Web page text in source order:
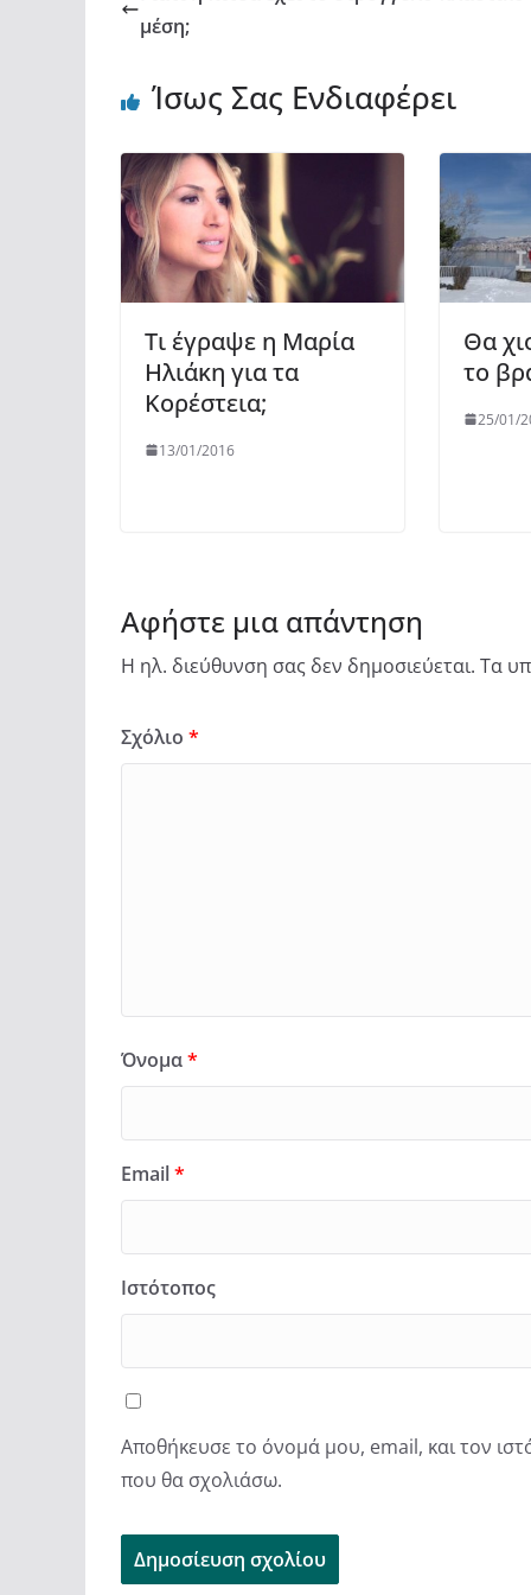
μέση;
Ίσως Σας Ενδιαφέρει
Τι έγραψε η Μαρία
Ηλιάκη για τα
Κορέστεια;
13/01/2016
Θα
το
25/01/
Αφήστε μια απάντηση
Η ηλ. διεύθυνση σας δεν δημοσιεύεται. Τα
Σχόλιο *
Όνομα*
Email*
Ιστότοπος
Αποθήκευσε το όνομά μου, email, και τον
που θα σχολιάσω.